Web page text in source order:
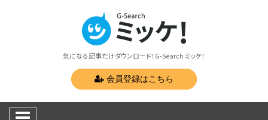
気になる記事だけダウンロード！G-Search ミッケ！
会員登録はこちら